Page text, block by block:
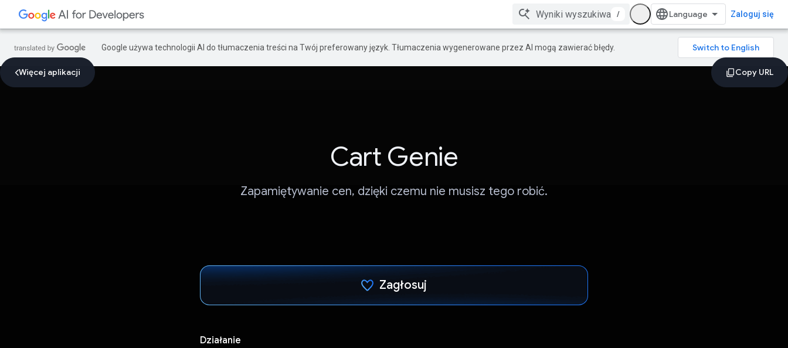
/ Zaloguj się
Google używa technologii AI do tłumaczenia treści na Twój preferowany język. Tłumaczenia wygenerowane przez AI mogą zawierać błędy.
Więcej aplikacji
Cart Genie
Zapamiętywanie cen, dzięki czemu nie musisz tego robić.
Zagłosuj
Działanie